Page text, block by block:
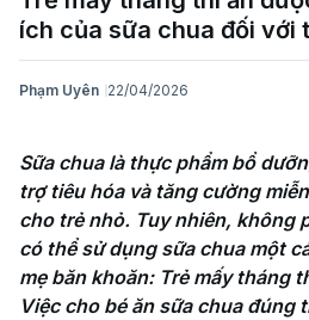
ích của sữa chua đối với
Phạm Uyên 22/04/2026
Sữa chua là thực phẩm bổ
trợ tiêu hóa và tăng cường
cho trẻ nhỏ. Tuy nhiên, không
có thể sử dụng sữa chua một
mẹ băn khoăn: Trẻ mấy tháng
Việc cho bé ăn sữa chua đúng